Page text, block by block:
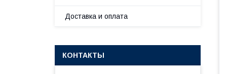
Доставка и оплата
КОНТАКТЫ